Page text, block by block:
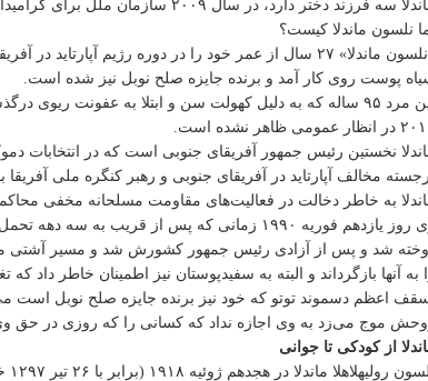
سه فرزند دختر دارد، در سال ۲۰۰۹ سازمان ملل برای گرامیداشت وی روز تولدش را روزی جهانی اعلام کرد.
نلسون ماندلا کیست؟
«نلسون ماندلا» ۲۷ سال از عمر خود را در دوره رژیم
پوست روی کار آمد و برنده جایزه صلح نوبل نیز شده است.
این مرد ۹۵ ساله که به دلیل کهولت سن و ابتلا به
انظار عمومی ظاهر نشده است.
نخستین رئیس جمهور آفریقای جنوبی است که در انتخابات
مخالف آپارتاید در آفریقای جنوبی و رهبر کنگره ملی آفریقا
به خاطر دخالت در فعالیت‌های مقاومت مسلحانه مخفی
وی روز یازدهم فوریه ۱۹۹۰ زمانی که پس از
شد و پس از آزادی رئیس جمهور کشورش شد و مسیر آشتی ملی
به آنها بازگرداند و البته به سفیدپوستان نیز اطمینان خاطر داد که
موج می‌زد به وی اجازه نداد که کسانی را که روزی در حق وی
از کودکی تا جوانی